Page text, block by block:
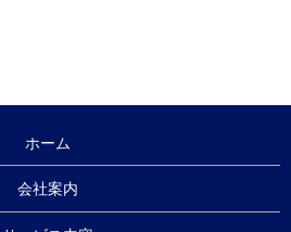
ホーム
会社案内